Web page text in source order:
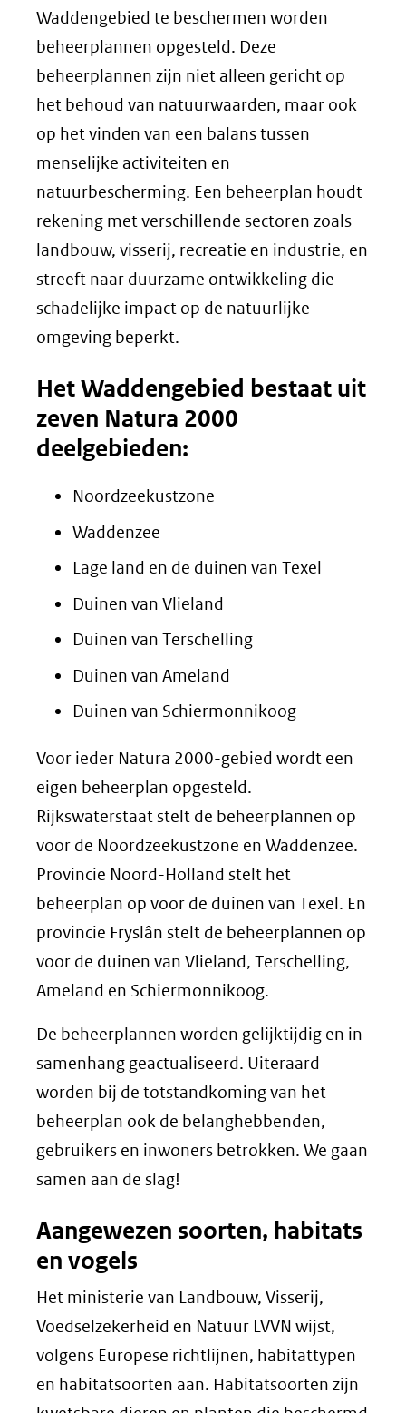
Waddengebied te beschermen worden
beheerplannen opgesteld. Deze
beheerplannen zijn niet alleen gericht op
het behoud van natuurwaarden, maar ook
op het vinden van een balans tussen
menselijke activiteiten en
natuurbescherming. Een beheerplan houdt
rekening met verschillende sectoren zoals
landbouw, visserij, recreatie en industrie, en
streeft naar duurzame ontwikkeling die
schadelijke impact op de natuurlijke
omgeving beperkt.
Het Waddengebied bestaat uit
zeven Natura 2000
deelgebieden:
Noordzeekustzone
Waddenzee
Lage land en de duinen van Texel
Duinen van Vlieland
Duinen van Terschelling
Duinen van Ameland
Duinen van Schiermonnikoog
Voor ieder Natura 2000-gebied wordt een
eigen beheerplan opgesteld.
Rijkswaterstaat stelt de beheerplannen op
voor de Noordzeekustzone en Waddenzee.
Provincie Noord-Holland stelt het
beheerplan op voor de duinen van Texel. En
provincie Fryslân stelt de beheerplannen op
voor de duinen van Vlieland, Terschelling,
Ameland en Schiermonnikoog.
De beheerplannen worden gelijktijdig en in
samenhang geactualiseerd. Uiteraard
worden bij de totstandkoming van het
beheerplan ook de belanghebbenden,
gebruikers en inwoners betrokken. We gaan
samen aan de slag!
Aangewezen soorten, habitats
en vogels
Het ministerie van Landbouw, Visserij,
Voedselzekerheid en Natuur LVVN wijst,
volgens Europese richtlijnen, habitattypen
en habitatsoorten aan. Habitatsoorten zijn